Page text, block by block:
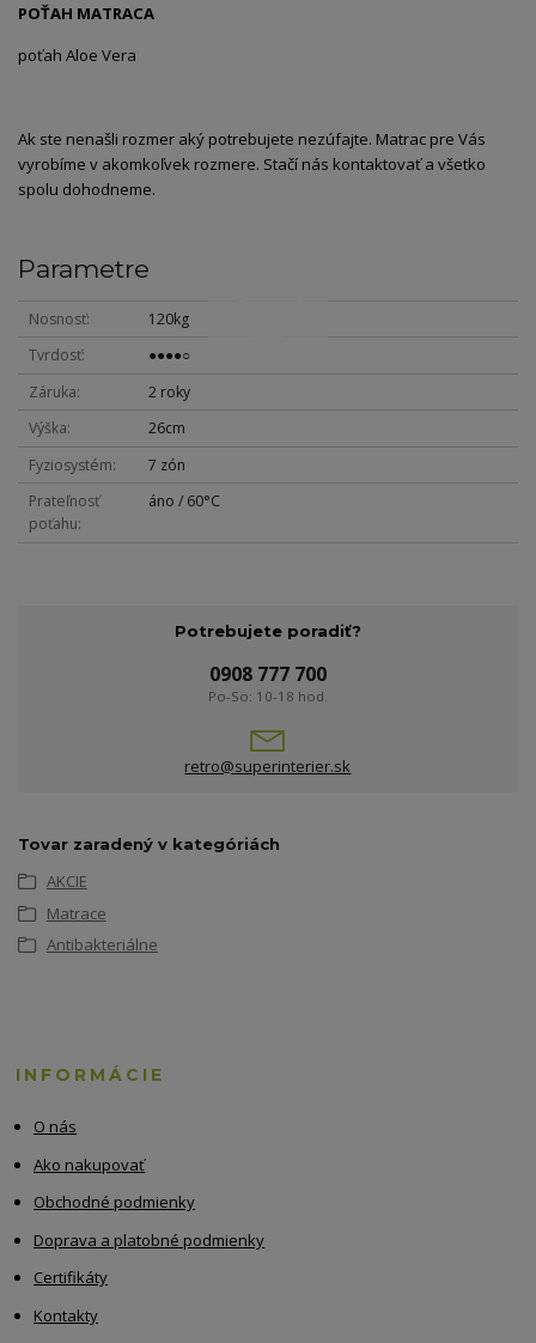
POŤAH MATRACA
poťah Aloe Vera
Ak ste nenašli rozmer aký potrebujete nezúfajte. Matrac pre Vás
vyrobíme v akomkoľvek rozmere. Stačí nás kontaktovať a všetko
spolu dohodneme.
Parametre
Nosnosť
120kg
Tvrdosť
●●●●○
Záruka
2 roky
Výška
26cm
Fyziosystém
7 zón
Prateľnosť
poťahu
áno / 60°C
Potrebujete poradiť?
0908 777 700
Po-So: 10-18 hod.
retro@superinterier.sk
Tovar zaradený v kategóriách
AKCIE
Matrace
Antibakteriálne
INFORMÁCIE
O nás
Ako nakupovať
Obchodné podmienky
Doprava a platobné podmienky
Certifikáty
Kontakty